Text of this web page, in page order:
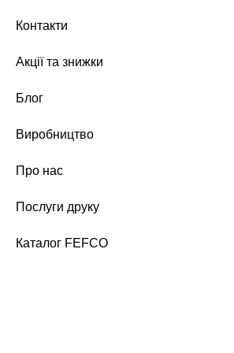
Контакти
Акції та знижки
Блог
Виробництво
Про нас
Послуги друку
Каталог FEFCO